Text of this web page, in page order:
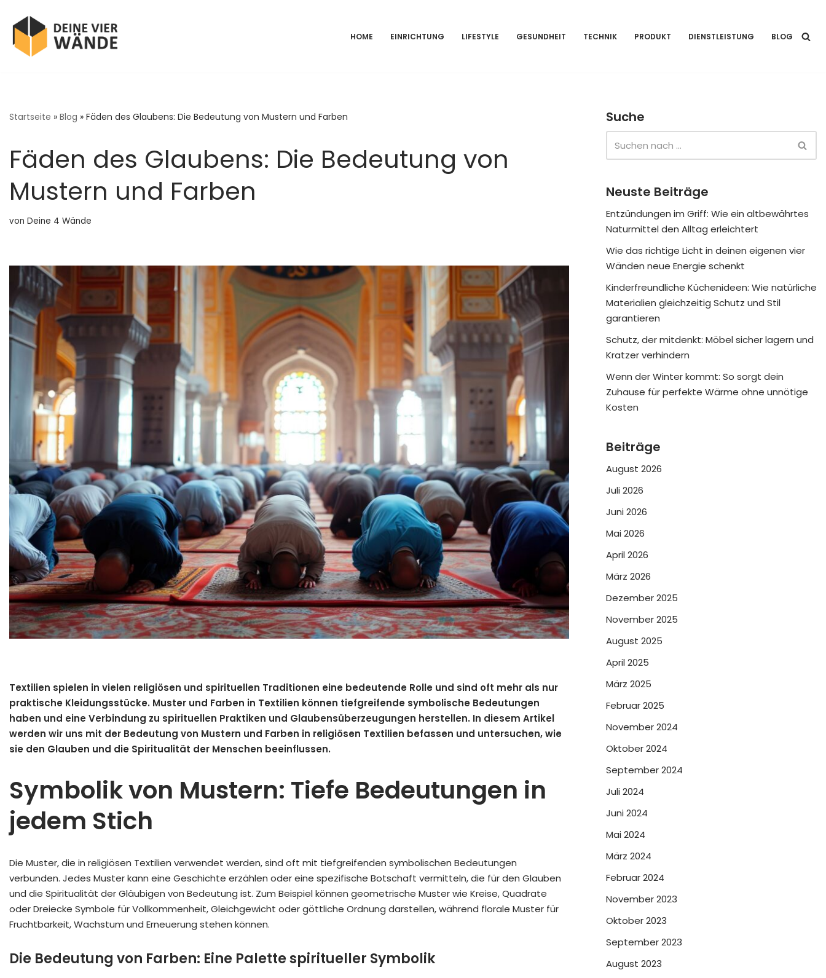
Zum
Inhalt
HOME EINRICHTUNG LIFESTYLE GESUNDHEIT TECHNIK PRODUKT DIENSTLEISTUNG BLOG
Startseite » Blog » Fäden des Glaubens: Die Bedeutung von Mustern und Farben
Fäden des Glaubens: Die Bedeutung von
Mustern und Farben
von Deine 4 Wände
Textilien spielen in vielen religiösen und spirituellen Traditionen eine bedeutende Rolle und sind oft mehr als nur
praktische Kleidungsstücke. Muster und Farben in Textilien können tiefgreifende symbolische Bedeutungen
haben und eine Verbindung zu spirituellen Praktiken und Glaubensüberzeugungen herstellen. In diesem Artikel
werden wir uns mit der Bedeutung von Mustern und Farben in religiösen Textilien befassen und untersuchen, wie
sie den Glauben und die Spiritualität der Menschen beeinflussen.
Symbolik von Mustern: Tiefe Bedeutungen in
jedem Stich
Die Muster, die in religiösen Textilien verwendet werden, sind oft mit tiefgreifenden symbolischen Bedeutungen
verbunden. Jedes Muster kann eine Geschichte erzählen oder eine spezifische Botschaft vermitteln, die für den Glauben
und die Spiritualität der Gläubigen von Bedeutung ist. Zum Beispiel können geometrische Muster wie Kreise, Quadrate
oder Dreiecke Symbole für Vollkommenheit, Gleichgewicht oder göttliche Ordnung darstellen, während florale Muster für
Fruchtbarkeit, Wachstum und Erneuerung stehen können.
Die Bedeutung von Farben: Eine Palette spiritueller Symbolik
Suche
Neuste Beiträge
Entzündungen im Griff: Wie ein altbewährtes
Naturmittel den Alltag erleichtert
Wie das richtige Licht in deinen eigenen vier
Wänden neue Energie schenkt
Kinderfreundliche Küchenideen: Wie natürliche
Materialien gleichzeitig Schutz und Stil
garantieren
Schutz, der mitdenkt: Möbel sicher lagern und
Kratzer verhindern
Wenn der Winter kommt: So sorgt dein
Zuhause für perfekte Wärme ohne unnötige
Kosten
Beiträge
August 2026
Juli 2026
Juni 2026
Mai 2026
April 2026
März 2026
Dezember 2025
November 2025
August 2025
April 2025
März 2025
Februar 2025
November 2024
Oktober 2024
September 2024
Juli 2024
Juni 2024
Mai 2024
März 2024
Februar 2024
November 2023
Oktober 2023
September 2023
August 2023